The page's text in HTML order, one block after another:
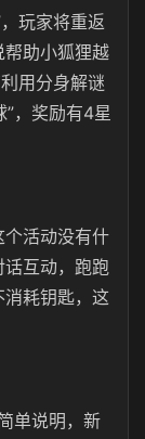
玩家将重返
助小狐狸越
用分身解谜
”，奖励有4星
个活动没有什
互动，跑跑
耗钥匙，这
单说明，新